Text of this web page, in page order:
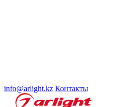
info@arlight.kz Контакты